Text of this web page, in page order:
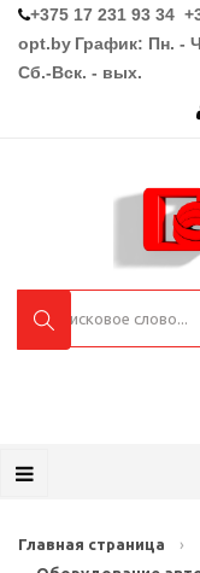
+375 17 231 93 34
opt.by График: Пн. -
Сб.-Вск. - вых.
Главная страница
›